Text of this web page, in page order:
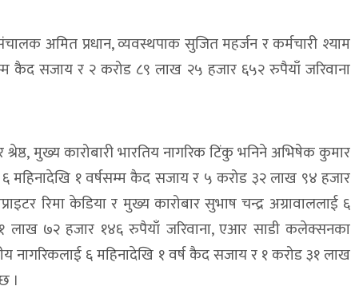
अमित प्रधान, व्यवस्थपाक सुजित महर्जन र कर्मचारी श्याम
कैद सजाय र २ करोड ८९ लाख २५ हजार ६५२ रुपैयाँ जरिवाना
श्रेष्ठ, मुख्य कारोबारी भारतिय नागरिक टिंकु भनिने अभिषेक कुमार
६ महिनादेखि १ वर्षसम्म कैद सजाय र ५ करोड ३२ लाख ९४ हजार
रिमा केडिया र मुख्य कारोबार सुभाष चन्द्र अग्रावाललाई ६
लाख ७२ हजार १४६ रुपैयाँ जरिवाना, एआर साडी कलेक्सनका
नागरिकलाई ६ महिनादेखि १ वर्ष कैद सजाय र १ करोड ३१ लाख
।